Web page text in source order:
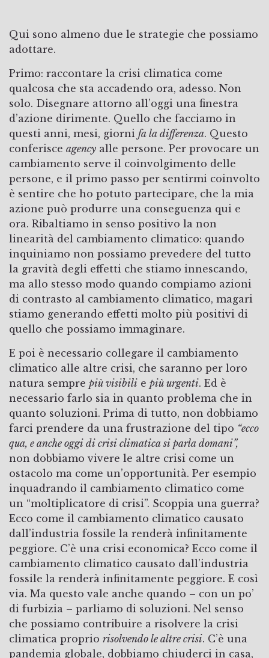
Qui sono almeno due le strategie che possiamo
adottare.
Primo: raccontare la crisi climatica come
qualcosa che sta accadendo ora, adesso. Non
solo. Disegnare attorno all’oggi una finestra
d’azione dirimente. Quello che facciamo in
questi anni, mesi, giorni fa la differenza. Questo
conferisce agency alle persone. Per provocare un
cambiamento serve il coinvolgimento delle
persone, e il primo passo per sentirmi coinvolto
è sentire che ho potuto partecipare, che la mia
azione può produrre una conseguenza qui e
ora. Ribaltiamo in senso positivo la non
linearità del cambiamento climatico: quando
inquiniamo non possiamo prevedere del tutto
la gravità degli effetti che stiamo innescando,
ma allo stesso modo quando compiamo azioni
di contrasto al cambiamento climatico, magari
stiamo generando effetti molto più positivi di
quello che possiamo immaginare.
E poi è necessario collegare il cambiamento
climatico alle altre crisi, che saranno per loro
natura sempre più visibili e più urgenti. Ed è
necessario farlo sia in quanto problema che in
quanto soluzioni. Prima di tutto, non dobbiamo
farci prendere da una frustrazione del tipo “ecco
qua, e anche oggi di crisi climatica si parla domani”,
non dobbiamo vivere le altre crisi come un
ostacolo ma come un’opportunità. Per esempio
inquadrando il cambiamento climatico come
un “moltiplicatore di crisi”. Scoppia una guerra?
Ecco come il cambiamento climatico causato
dall’industria fossile la renderà infinitamente
peggiore. C’è una crisi economica? Ecco come il
cambiamento climatico causato dall’industria
fossile la renderà infinitamente peggiore. E così
via. Ma questo vale anche quando – con un po’
di furbizia – parliamo di soluzioni. Nel senso
che possiamo contribuire a risolvere la crisi
climatica proprio risolvendo le altre crisi. C’è una
pandemia globale, dobbiamo chiuderci in casa,